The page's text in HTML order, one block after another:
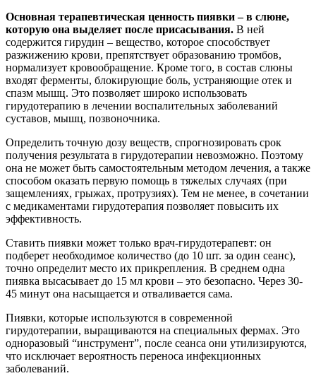
Основная терапевтическая ценность пиявки – в слюне,
которую она выделяет после присасывания. В ней
содержится гирудин – вещество, которое способствует
разжижению крови, препятствует образованию тромбов,
нормализует кровообращение. Кроме того, в состав слюны
входят ферменты, блокирующие боль, устраняющие отек и
спазм мышц. Это позволяет широко использовать
гирудотерапию в лечении воспалительных заболеваний
суставов, мышц, позвоночника.
Определить точную дозу веществ, спрогнозировать срок
получения результата в гирудотерапии невозможно. Поэтому
она не может быть самостоятельным методом лечения, а также
способом оказать первую помощь в тяжелых случаях (при
защемлениях, грыжах, протрузиях). Тем не менее, в сочетании
с медикаментами гирудотерапия позволяет повысить их
эффективность.
Ставить пиявки может только врач-гирудотерапевт: он
подберет необходимое количество (до 10 шт. за один сеанс),
точно определит место их прикрепления. В среднем одна
пиявка высасывает до 15 мл крови – это безопасно. Через 30-
45 минут она насыщается и отваливается сама.
Пиявки, которые используются в современной
гирудотерапии, выращиваются на специальных фермах. Это
одноразовый “инструмент”, после сеанса они утилизируются,
что исключает вероятность переноса инфекционных
заболеваний.